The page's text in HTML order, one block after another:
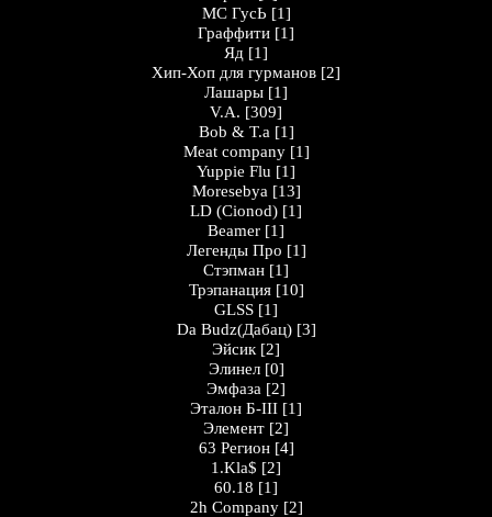
MC ГусЬ [1]
Граффити [1]
Яд [1]
Хип-Хоп для гурманов [2]
Лашары [1]
V.A. [309]
Bob & T.a [1]
Meat company [1]
Yuppie Flu [1]
Moresebya [13]
LD (Cionod) [1]
Beamer [1]
Легенды Про [1]
Стэпман [1]
Трэпанация [10]
GLSS [1]
Da Budz(Дабац) [3]
Эйсик [2]
Элинел [0]
Эмфаза [2]
Эталон Б-III [1]
Элемент [2]
63 Регион [4]
1.Kla$ [2]
60.18 [1]
2h Company [2]